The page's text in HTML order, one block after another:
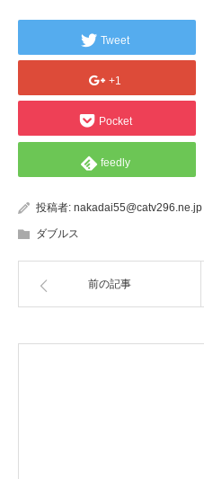
Tweet
+1
Pocket
feedly
投稿者: nakadai55@catv296.ne.jp
ダブルス
前の記事